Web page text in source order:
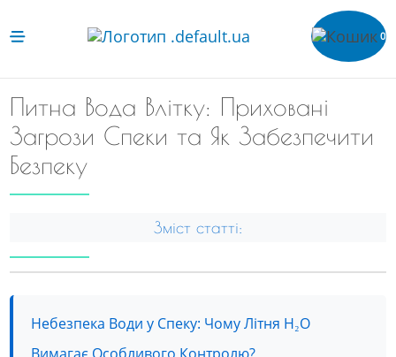
0
Питна Вода Влітку: Приховані
Загрози Спеки та Як Забезпечити
Безпеку
Зміст статті:
Небезпека Води у Спеку: Чому Літня H₂O